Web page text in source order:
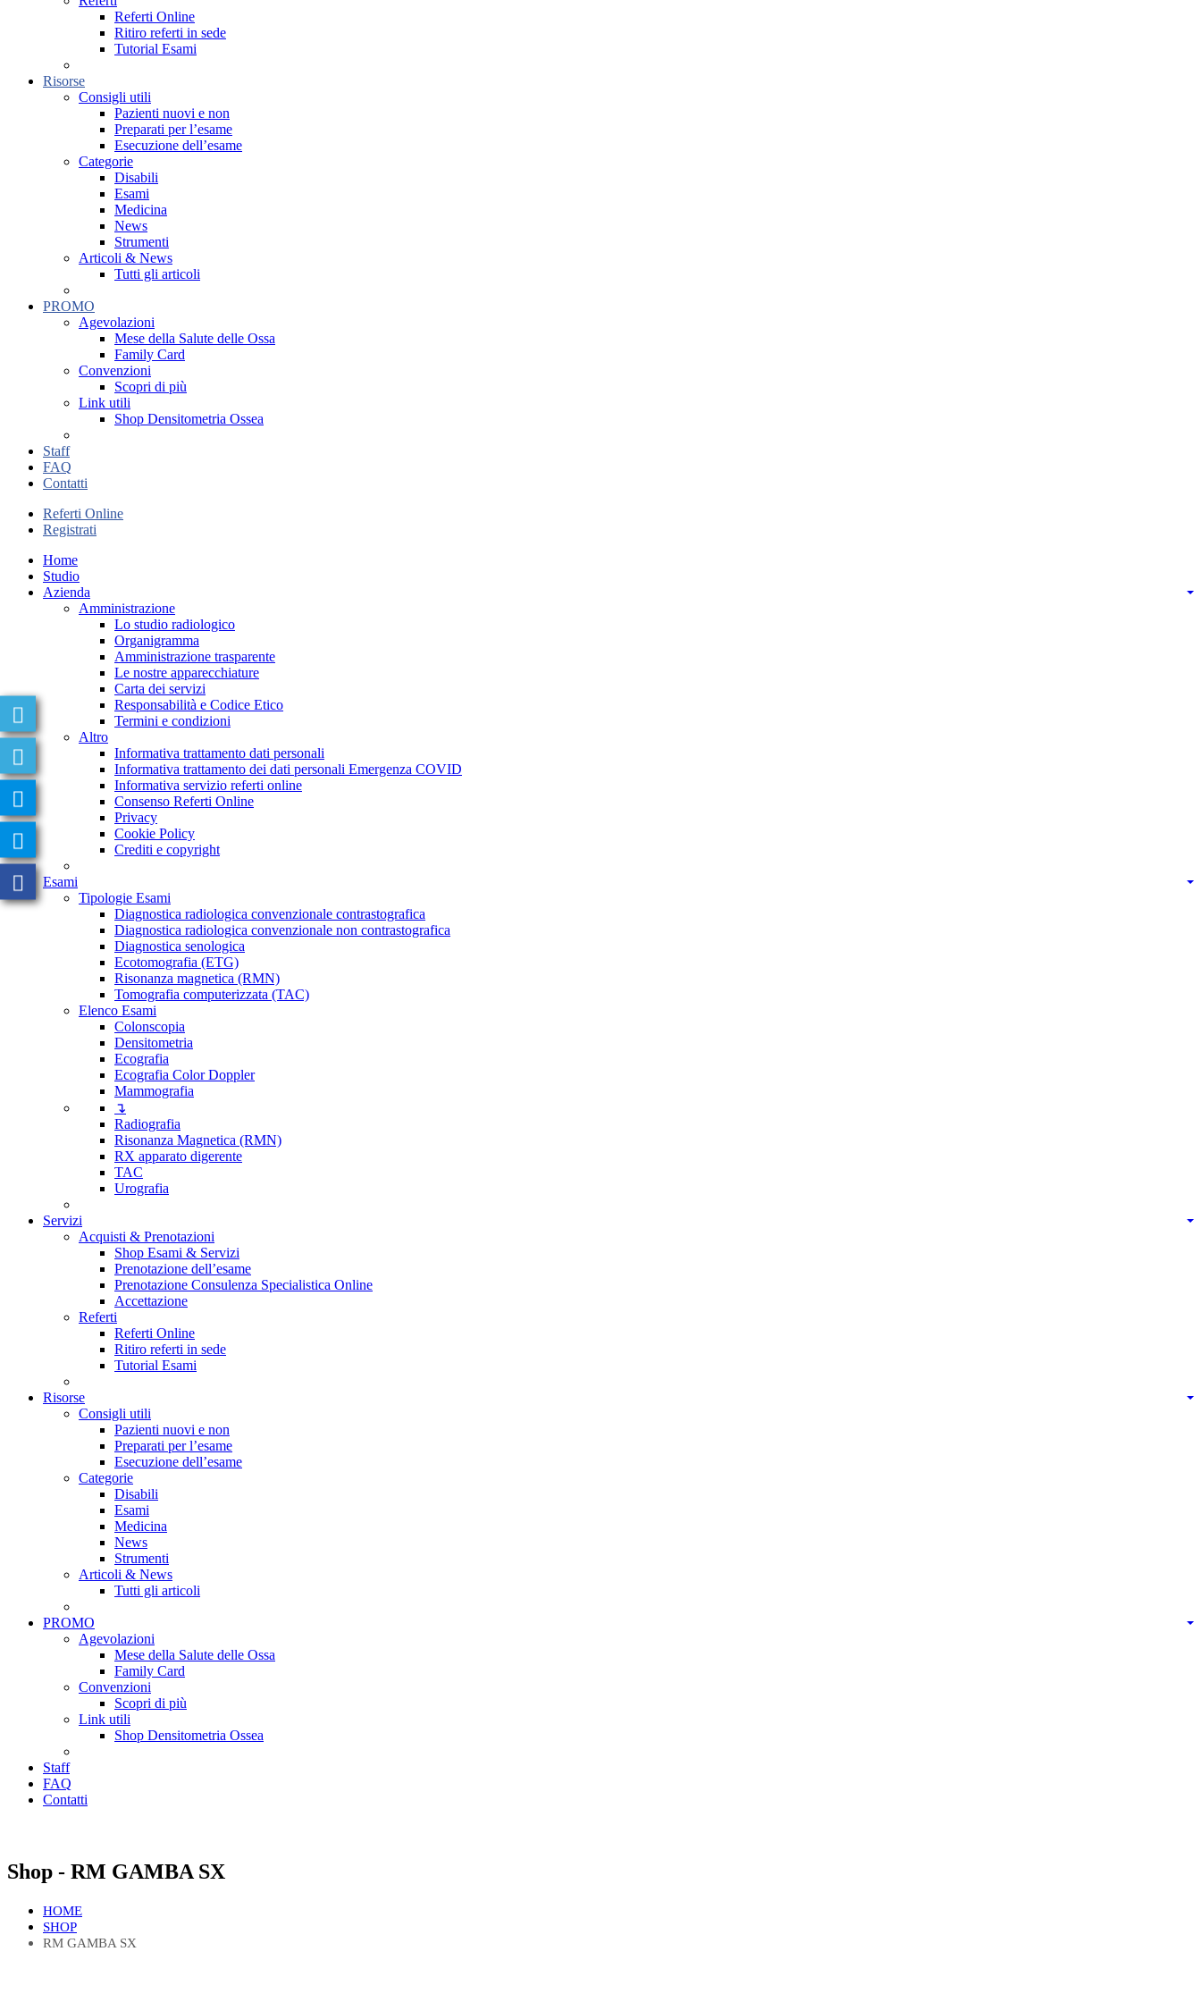
Referti Online
Ritiro referti in sede
Tutorial Esami
Risorse
Consigli utili
Pazienti nuovi e non
Preparati per l’esame
Esecuzione dell’esame
Categorie
Disabili
Esami
Medicina
News
Strumenti
Articoli & News
Tutti gli articoli
PROMO
Agevolazioni
Mese della Salute delle Ossa
Family Card
Convenzioni
Scopri di più
Link utili
Shop Densitometria Ossea
Staff
FAQ
Contatti
Referti Online
Registrati
Home
Studio
Azienda
Amministrazione
Lo studio radiologico
Organigramma
Amministrazione trasparente
Le nostre apparecchiature
Carta dei servizi
Responsabilità e Codice Etico
Termini e condizioni
Altro
Informativa trattamento dati personali
Informativa trattamento dei dati personali Emergenza COVID
Informativa servizio referti online
Consenso Referti Online
Privacy
Cookie Policy
Crediti e copyright
Esami
Tipologie Esami
Diagnostica radiologica convenzionale contrastografica
Diagnostica radiologica convenzionale non contrastografica
Diagnostica senologica
Ecotomografia (ETG)
Risonanza magnetica (RMN)
Tomografia computerizzata (TAC)
Elenco Esami
Colonscopia
Densitometria
Ecografia
Ecografia Color Doppler
Mammografia
↴
Radiografia
Risonanza Magnetica (RMN)
RX apparato digerente
TAC
Urografia
Servizi
Acquisti & Prenotazioni
Shop Esami & Servizi
Prenotazione dell’esame
Prenotazione Consulenza Specialistica Online
Accettazione
Referti
Referti Online
Ritiro referti in sede
Tutorial Esami
Risorse
Consigli utili
Pazienti nuovi e non
Preparati per l’esame
Esecuzione dell’esame
Categorie
Disabili
Esami
Medicina
News
Strumenti
Articoli & News
Tutti gli articoli
PROMO
Agevolazioni
Mese della Salute delle Ossa
Family Card
Convenzioni
Scopri di più
Link utili
Shop Densitometria Ossea
Staff
FAQ
Contatti
Shop - RM GAMBA SX
HOME
SHOP
RM GAMBA SX